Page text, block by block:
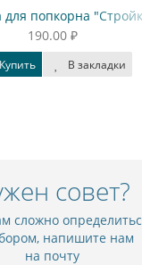
"Стройка" Машины
совет?
сложно
напишите нам
на почту